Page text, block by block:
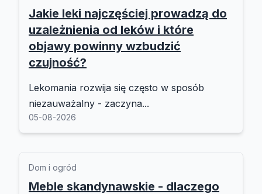
Jakie leki najczęściej prowadzą do
uzależnienia od leków i które
objawy powinny wzbudzić
czujność?
Lekomania rozwija się często w sposób
niezauważalny - zaczyna...
05-08-2026
Dom i ogród
Meble skandynawskie - dlaczego